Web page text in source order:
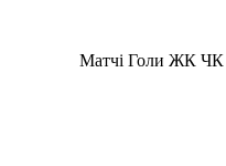
Матчі Голи ЖК ЧК